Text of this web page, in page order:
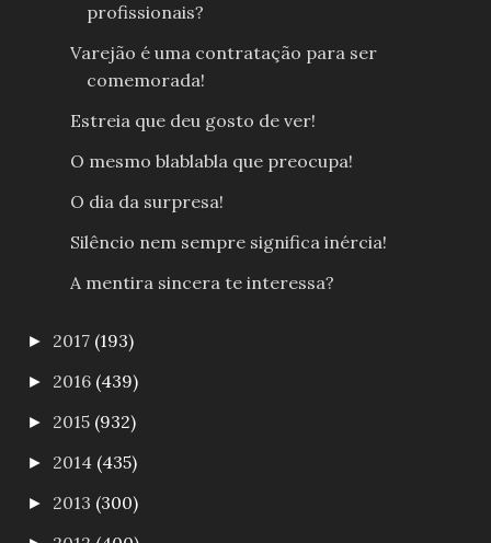
profissionais?
Varejão é uma contratação para ser
comemorada!
Estreia que deu gosto de ver!
O mesmo blablabla que preocupa!
O dia da surpresa!
Silêncio nem sempre significa inércia!
A mentira sincera te interessa?
► 2017 (193)
► 2016 (439)
► 2015 (932)
► 2014 (435)
► 2013 (300)